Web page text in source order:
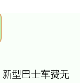
型巴士车费无